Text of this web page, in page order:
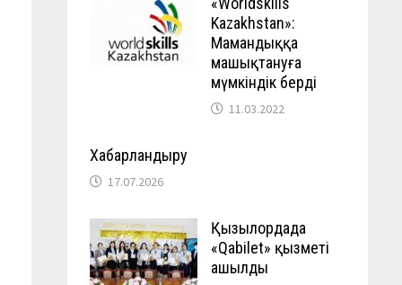
Kazakhstan»:
Мамандыққа
машықтануға
мүмкіндік берді
11.03.2022
Хабарландыру
17.07.2026
Қызылордада
«Qabilet» қызметі
ашылды